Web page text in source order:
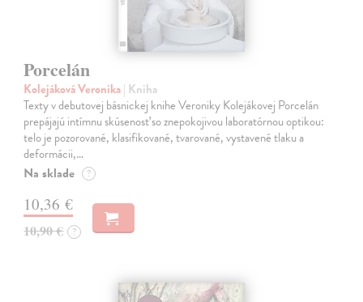
Porcelán
Kolejáková Veronika| Kniha
Texty v debutovej básnickej knihe Veroniky Kolejákovej Porcelán
prepájajú intímnu skúsenosť so znepokojivou laboratórnou optikou:
telo je pozorované, klasifikované, tvarované, vystavené tlaku a
deformácii,…
Na sklade ?
10,36 €
10,90 € ?